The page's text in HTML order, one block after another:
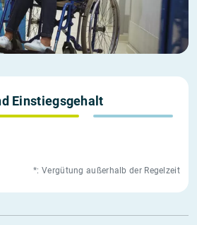
Einstiegs­gehalt
€
Einstieg
2.400 €
*: Vergütung außerhalb der Regelzeit